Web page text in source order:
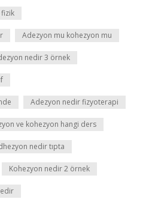
Adezyon mu kohezyon mu
nedir 3 örnek
Adezyon nedir fizyoterapi
ve kohezyon hangi ders
nedir tıpta
Kohezyon nedir 2 örnek